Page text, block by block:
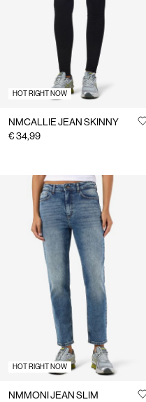
HOT RIGHT NOW
NMCALLIE JEAN SKINNY
€ 34,99
HOT RIGHT NOW
NMMONI JEAN SLIM